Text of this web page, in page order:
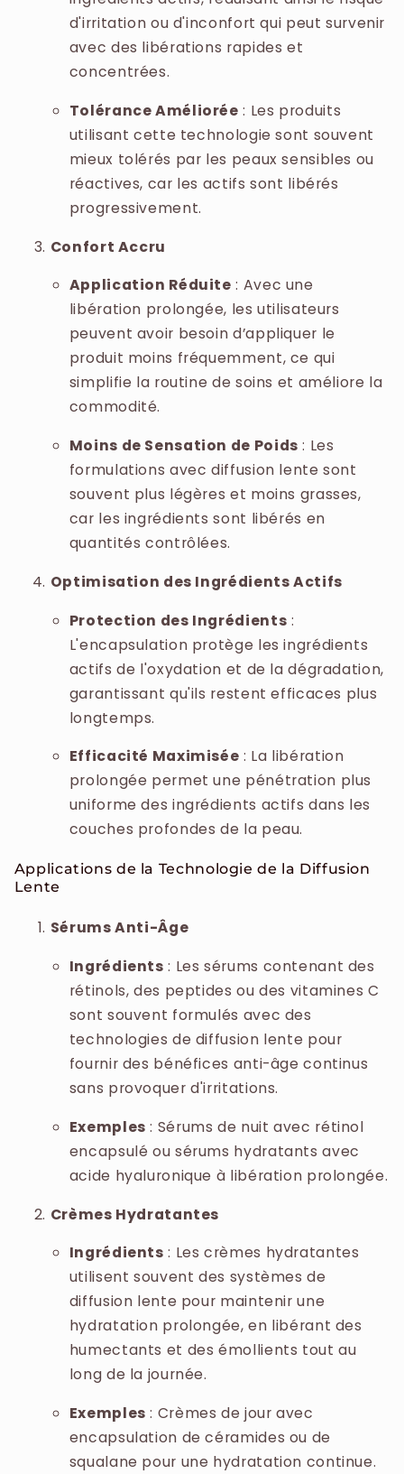
d'irritation ou d'inconfort qui peut survenir
avec des libérations rapides et
concentrées.
Tolérance Améliorée : Les produits
utilisant cette technologie sont souvent
mieux tolérés par les peaux sensibles ou
réactives, car les actifs sont libérés
progressivement.
Confort Accru
Application Réduite : Avec une
libération prolongée, les utilisateurs
peuvent avoir besoin d’appliquer le
produit moins fréquemment, ce qui
simplifie la routine de soins et améliore la
commodité.
Moins de Sensation de Poids : Les
formulations avec diffusion lente sont
souvent plus légères et moins grasses,
car les ingrédients sont libérés en
quantités contrôlées.
Optimisation des Ingrédients Actifs
Protection des Ingrédients :
L'encapsulation protège les ingrédients
actifs de l'oxydation et de la dégradation,
garantissant qu'ils restent efficaces plus
longtemps.
Efficacité Maximisée : La libération
prolongée permet une pénétration plus
uniforme des ingrédients actifs dans les
couches profondes de la peau.
Applications de la Technologie de la Diffusion
Lente
Sérums Anti-Âge
Ingrédients : Les sérums contenant des
rétinols, des peptides ou des vitamines C
sont souvent formulés avec des
technologies de diffusion lente pour
fournir des bénéfices anti-âge continus
sans provoquer d'irritations.
Exemples : Sérums de nuit avec rétinol
encapsulé ou sérums hydratants avec
acide hyaluronique à libération prolongée.
Crèmes Hydratantes
Ingrédients : Les crèmes hydratantes
utilisent souvent des systèmes de
diffusion lente pour maintenir une
hydratation prolongée, en libérant des
humectants et des émollients tout au
long de la journée.
Exemples : Crèmes de jour avec
encapsulation de céramides ou de
squalane pour une hydratation continue.